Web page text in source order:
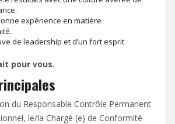
expérience en matière
de leadership et d’un fort esprit
pour vous.
du Responsable Contrôle Permanent
le/la Chargé (e) de Conformité